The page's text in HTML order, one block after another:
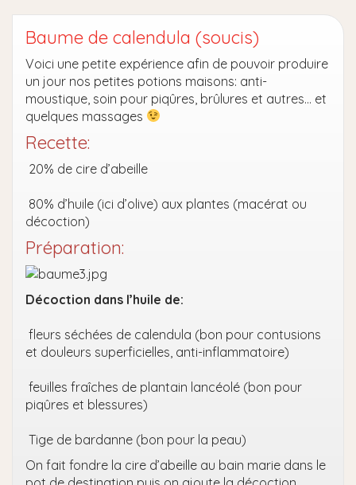
Baume de calendula (soucis)
Voici une petite expérience afin de pouvoir produire
un jour nos petites potions maisons: anti-
moustique, soin pour piqûres, brûlures et autres… et
quelques massages
Recette:
20% de cire d’abeille
80% d’huile (ici d’olive) aux plantes (macérat ou
décoction)
Préparation:
Décoction dans l’huile de:
fleurs séchées de calendula (bon pour contusions
et douleurs superficielles, anti-inflammatoire)
feuilles fraîches de plantain lancéolé (bon pour
piqûres et blessures)
Tige de bardanne (bon pour la peau)
On fait fondre la cire d’abeille au bain marie dans le